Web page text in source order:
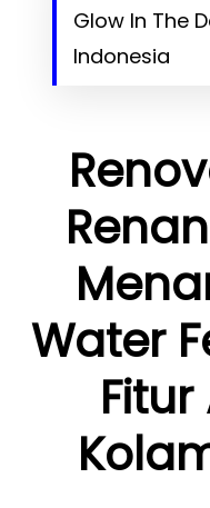
Glow In The
Indonesia
Water